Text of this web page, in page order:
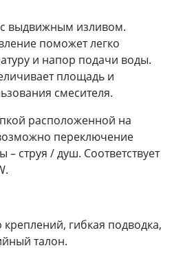
выдвижным изливом.
поможет легко
и напор подачи воды.
площадь и
смесителя.
расположенной на
переключение
струя / душ. Соответствует
гибкая подводка,
талон.